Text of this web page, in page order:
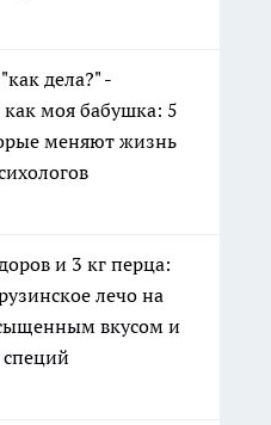
дела?" -
как моя бабушка: 5
меняют жизнь
и 3 кг перца:
лечо на
вкусом и